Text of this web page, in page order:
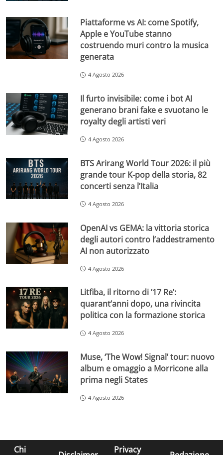
Piattaforme vs AI: come Spotify,
Apple e YouTube stanno
costruendo muri contro la musica
generata
4 Agosto 2026
Il furto invisibile: come i bot AI
generano brani fake e svuotano le
royalty degli artisti veri
4 Agosto 2026
BTS Arirang World Tour 2026: il più
grande tour K-pop della storia, 82
concerti senza l’Italia
4 Agosto 2026
OpenAI vs GEMA: la vittoria storica
degli autori contro l’addestramento
AI non autorizzato
4 Agosto 2026
Litfiba, il ritorno di ’17 Re’:
quarant’anni dopo, una rivincita
politica con la formazione storica
4 Agosto 2026
Muse, ‘The Wow! Signal’ tour: nuovo
album e omaggio a Morricone alla
prima negli States
4 Agosto 2026
Chi Privacy